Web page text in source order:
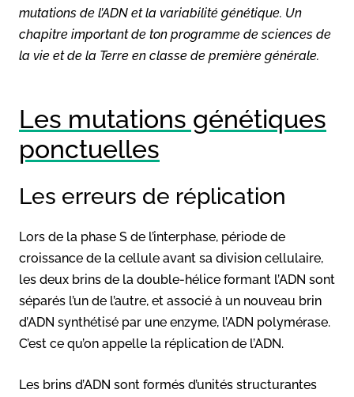
mutations de l’ADN et la variabilité génétique. Un
chapitre important de ton programme de sciences de
la vie et de la Terre en classe de première générale.
Les mutations génétiques
ponctuelles
Les erreurs de réplication
Lors de la phase S de l’interphase, période de
croissance de la cellule avant sa division cellulaire,
les deux brins de la double-hélice formant l’ADN sont
séparés l’un de l’autre, et associé à un nouveau brin
d’ADN synthétisé par une enzyme, l’ADN polymérase.
C’est ce qu’on appelle la réplication de l’ADN.
Les brins d’ADN sont formés d’unités structurantes